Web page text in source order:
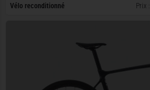
Vélo reconditionné Prix :